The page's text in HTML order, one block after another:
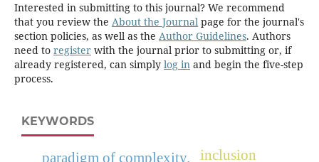
Interested in submitting to this journal? We recommend
that you review the About the Journalpage for the journal's
section policies, as well as the Author Guidelines. Authors
need to registerwith the journal prior to submitting or, if
already registered, can simply log inand begin the five-step
process.
KEYWORDS
paradigm of complexity. inclusion